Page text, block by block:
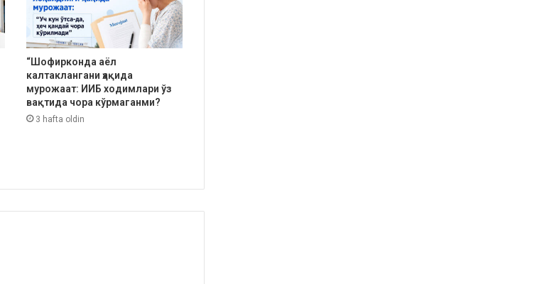
“Шофирконда аёл
калтаклангани ҳақида
мурожаат: ИИБ ходимлари ўз
вақтида чора кўрмаганми?
3 hafta oldin